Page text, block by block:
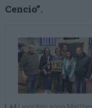
Cencio”.